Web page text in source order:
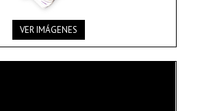
VER IMÁGENES